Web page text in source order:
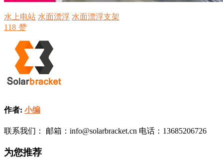
水上电站 水面漂浮 水面漂浮支架
118 赞
作者: 小编
联系我们： 邮箱：info@solarbracket.cn 电话：13685206726
为您推荐